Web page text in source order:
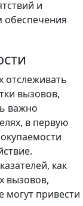
и
обеспечения
отслеживать
вызовов,
важно
в первую
как
вызовов,
могут привести